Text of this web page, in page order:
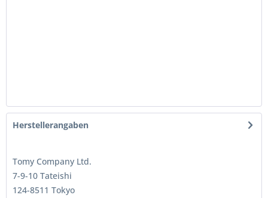
Herstellerangaben
Tomy Company Ltd.
7-9-10 Tateishi
124-8511 Tokyo